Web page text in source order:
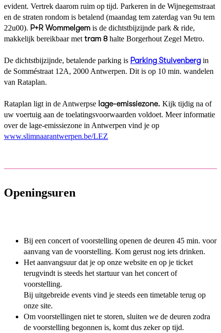
evident. Vertrek daarom ruim op tijd. Parkeren in de Wijnegemstraat
en de straten rondom is betalend (maandag tem zaterdag van 9u tem
22u00). P+R Wommelgem is de dichtstbijzijnde park & ride,
makkelijk bereikbaar met tram 8 halte Borgerhout Zegel Metro.
De dichtstbijzijnde, betalende parking is Parking Stuivenberg in
de Somméstraat 12A, 2000 Antwerpen. Dit is op 10 min. wandelen
van Rataplan.
Rataplan ligt in de Antwerpse lage-emissiezone. Kijk tijdig na of
uw voertuig aan de toelatingsvoorwaarden voldoet. Meer informatie
over de lage-emissiezone in Antwerpen vind je op
www.slimnaarantwerpen.be/LEZ
Openingsuren
Bij een concert of voorstelling openen de deuren 45 min. voor
aanvang van de voorstelling. Kom gerust nog iets drinken.
Het aanvangsuur dat je op onze website en op je ticket
terugvindt is steeds het startuur van het concert of
voorstelling.
Bij uitgebreide events vind je steeds een timetable terug op
onze site.
Om voorstellingen niet te storen, sluiten we de deuren zodra
de voorstelling begonnen is, komt dus zeker op tijd.